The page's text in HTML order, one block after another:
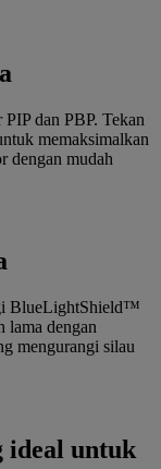
dan PBP. Tekan
memaksimalkan
dengan mudah
BlueLightShield™
dengan
mengurangi silau
ideal untuk